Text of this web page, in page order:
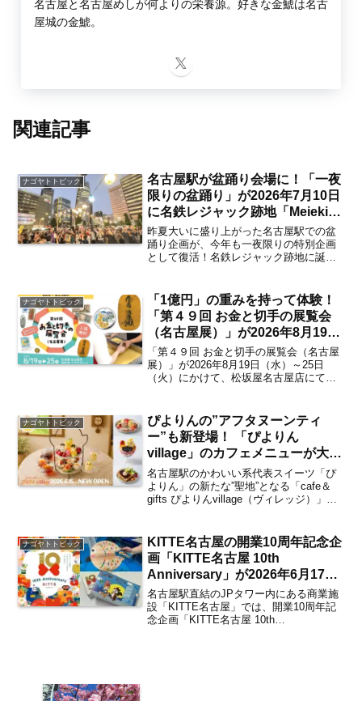
名古屋と名古屋めしが何よりの栄養源。好きな金鯱は名古
屋城の金鯱。
関連記事
ナゴヤトトピック
名古屋駅が盆踊り会場に！「一夜
限りの盆踊り」が2026年7月10日
に名鉄レジャック跡地「Meieki
Parklet」にて開催【名古屋駅】
昨夏大いに盛り上がった名古屋駅での盆
踊り企画が、今年も一夜限りの特別企画
として復活！名鉄レジャック跡地に誕生
日（金）の夕刻に開催されます。名古屋
駅...
ナゴヤトトピック
「1億円」の重みを持って体験！
「第４９回 お金と切手の展覧会
（名古屋展）」が2026年8月19日
～25日にかけて松坂屋名古屋店に
て開催 夏休みの自由研究にもピ
ッタリなイベントの見どころは？
「第４９回 お金と切手の展覧会（名古屋
展）」が2026年8月19日（水）～25日
（火）にかけて、松坂屋名古屋店にて開
他、すかし入りのはがきが作れる体験な
ども行える、夏休...
ナゴヤトトピック
ぴよりんの”アフタヌーンティ
ー”も新登場！ 「ぴよりん
village」のカフェメニューが大公
開 ぴよりんファン必見の注目の
メニューは？【まとめ／名古屋
駅】
名古屋駅のかわいい系代表スイーツ「ぴ
よりん」の新たな”聖地”となる「cafe＆
gifts ぴよりんvillage（ヴィレッジ）」が
village」の予定地では巨大...
ナゴヤトトピック
KITTE名古屋の開業10周年記念企
画「KITTE名古屋 10th
Anniversary」が2026年6月17日
よりスタート 名古屋港水族館や
クッピーラムネとの限定コラボも
開催 注目企画は？【名古屋駅】
名古屋駅直結のJPタワー内にある商業施
設「KITTE名古屋」では、開業10周年記
念企画「KITTE名古屋 10th